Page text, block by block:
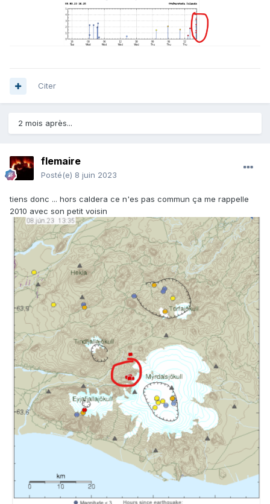
Citer
2 mois après...
flemaire
Posté(e) 8 juin 2023
tiens donc ... hors caldera ce n'es pas commun ça me rappelle
2010 avec son petit voisin